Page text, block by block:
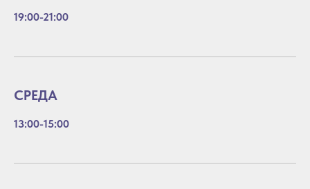
19:00-21:00
СРЕДА
13:00-15:00